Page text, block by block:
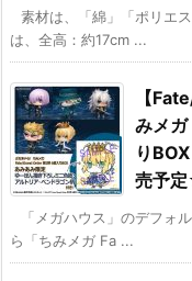
素材は、「綿」「ポリエ
は、全高：約17cm ...
【
みメ
り
売予
「メガハウス」のデフォ
ら「ちみメガ Fa ...